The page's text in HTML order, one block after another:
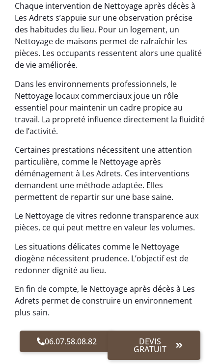
Chaque intervention de Nettoyage après décès à
Les Adrets s’appuie sur une observation précise
des habitudes du lieu. Pour un logement, un
Nettoyage de maisons permet de rafraîchir les
pièces. Les occupants ressentent alors une qualité
de vie améliorée.
Dans les environnements professionnels, le
Nettoyage locaux commerciaux joue un rôle
essentiel pour maintenir un cadre propice au
travail. La propreté influence directement la fluidité
de l’activité.
Certaines prestations nécessitent une attention
particulière, comme le Nettoyage après
déménagement à Les Adrets. Ces interventions
demandent une méthode adaptée. Elles
permettent de repartir sur une base saine.
Le Nettoyage de vitres redonne transparence aux
pièces, ce qui peut mettre en valeur les volumes.
Les situations délicates comme le Nettoyage
diogène nécessitent prudence. L’objectif est de
redonner dignité au lieu.
En fin de compte, le Nettoyage après décès à Les
Adrets permet de construire un environnement
plus sain.
06.07.58.08.82 DEVIS
GRATUIT